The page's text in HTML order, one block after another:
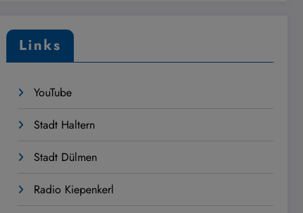
Links
YouTube
Stadt Haltern
Stadt Dülmen
Radio Kiepenkerl